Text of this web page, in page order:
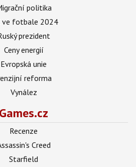
politika
ve fotbale 2024
prezident
Ceny energií
Evropská unie
reforma
Vynález
Games.cz
Recenze
Creed
Starfield